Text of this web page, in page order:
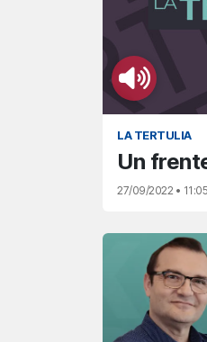
LA TERTULIA
Un
27/09/2022 •